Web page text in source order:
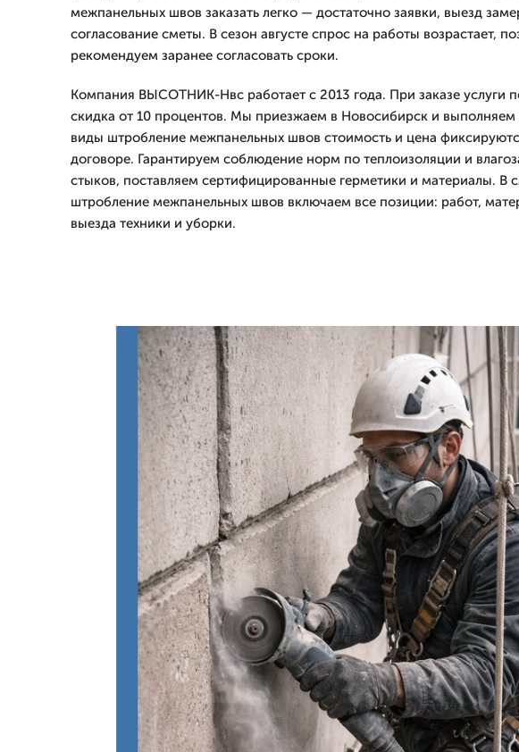
межпанельных швов заказать легко — достаточно заявки, выезд
согласование сметы. В сезон августе спрос на работы возрастает,
рекомендуем заранее согласовать сроки.
Компания ВЫСОТНИК-Нвс работает с 2013 года. При заказе услуги
скидка от 10 процентов. Мы приезжаем в Новосибирск и выполняем
виды штробление межпанельных швов стоимость и цена
договоре. Гарантируем соблюдение норм по теплоизоляции и
стыков, поставляем сертифицированные герметики и материалы. В
штробление межпанельных швов включаем все позиции: работ,
выезда техники и уборки.